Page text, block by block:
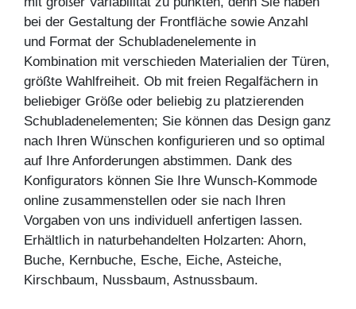
bei der Gestaltung der Frontfläche sowie Anzahl
und Format der Schubladenelemente in
Kombination mit verschieden Materialien der Türen,
größte Wahlfreiheit. Ob mit freien Regalfächern in
beliebiger Größe oder beliebig zu platzierenden
Schubladenelementen; Sie können das Design ganz
nach Ihren Wünschen konfigurieren und so optimal
auf Ihre Anforderungen abstimmen. Dank des
Konfigurators können Sie Ihre Wunsch-Kommode
online zusammenstellen oder sie nach Ihren
Vorgaben von uns individuell anfertigen lassen.
Erhältlich in naturbehandelten Holzarten: Ahorn,
Buche, Kernbuche, Esche, Eiche, Asteiche,
Kirschbaum, Nussbaum, Astnussbaum.